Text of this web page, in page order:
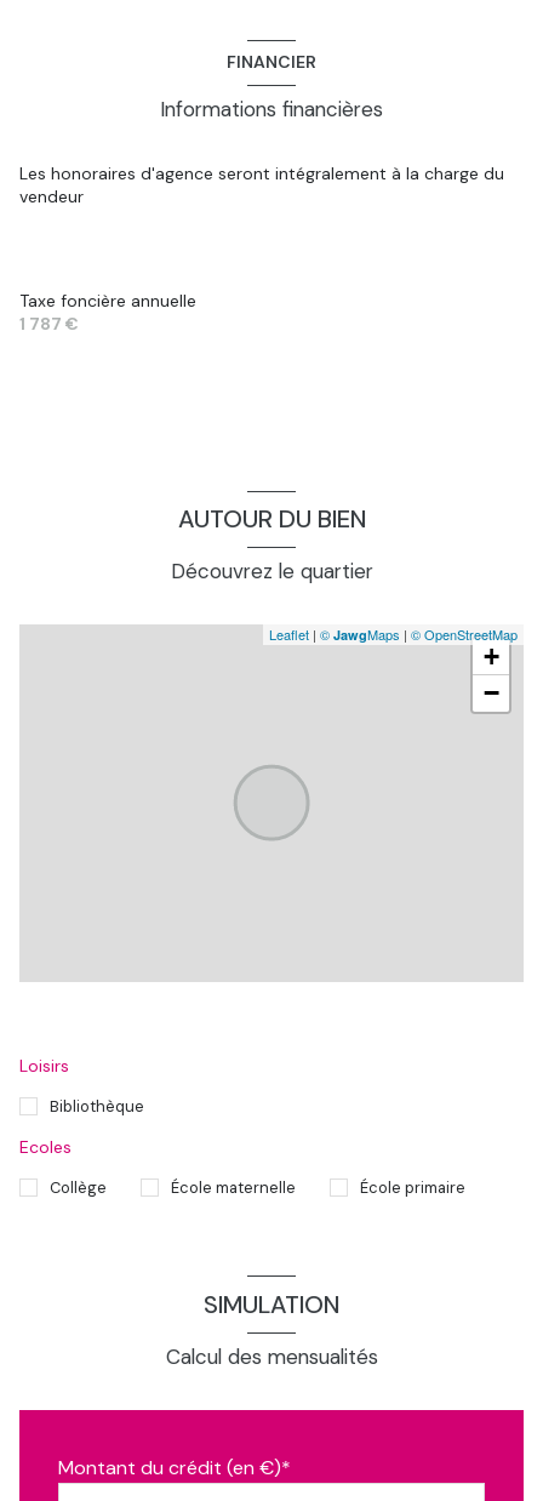
FINANCIER
Informations financières
Les honoraires d'agence seront intégralement à la charge du
vendeur
Taxe foncière annuelle
1 787 €
AUTOUR DU BIEN
Découvrez le quartier
+
−
Leaflet | © JawgMaps | © OpenStreetMap
Loisirs
Bibliothèque
Ecoles
Collège École maternelle École primaire
SIMULATION
Calcul des mensualités
Montant du crédit (en €)*